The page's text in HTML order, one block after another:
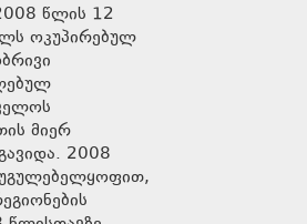
წლის 12
ოკუპირებულ
მიერ
2008
უგულებელყოფით,